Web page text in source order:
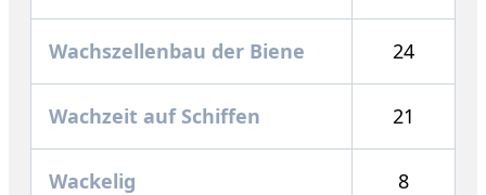
Wachszellenbau der Biene 24
Wachzeit auf Schiffen 21
Wackelig 8